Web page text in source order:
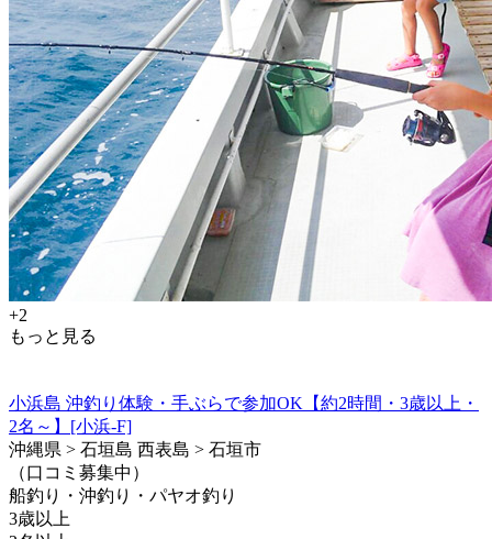
+2
もっと見る
小浜島 沖釣り体験・手ぶらで参加OK【約2時間・3歳以上・
2名～】[小浜-F]
沖縄県 > 石垣島 西表島 > 石垣市
（口コミ募集中）
船釣り・沖釣り・パヤオ釣り
3歳以上